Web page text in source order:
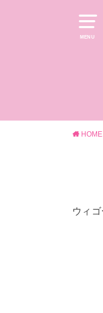
MENU
HOME
ウィ